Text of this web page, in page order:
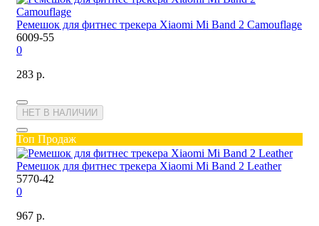
Ремешок для фитнес трекера Xiaomi Mi Band 2 Camouflage
6009-55
0
283 р.
НЕТ В НАЛИЧИИ
Топ Продаж
Ремешок для фитнес трекера Xiaomi Mi Band 2 Leather
5770-42
0
967 р.